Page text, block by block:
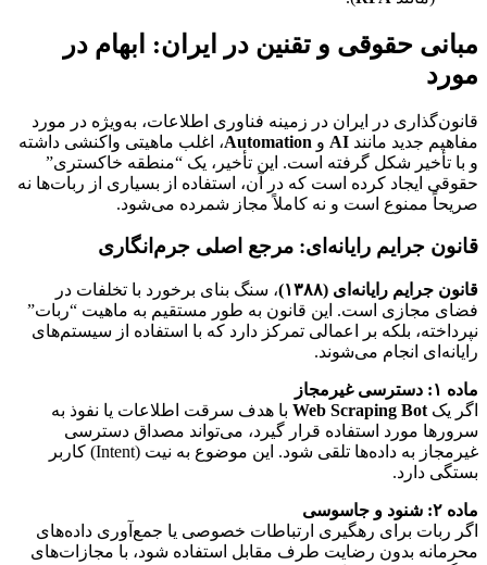
مبانی حقوقی و تقنین در ایران: ابهام در
مورد
قانون‌گذاری در ایران در زمینه فناوری اطلاعات، به‌ویژه در مورد
مفاهیم جدید مانند AI و Automation، اغلب ماهیتی واکنشی داشته
و با تأخیر شکل گرفته است. این تأخیر، یک “منطقه خاکستری”
حقوقی ایجاد کرده است که در آن، استفاده از بسیاری از ربات‌ها نه
صریحاً ممنوع است و نه کاملاً مجاز شمرده می‌شود.
قانون جرایم رایانه‌ای: مرجع اصلی جرم‌انگاری
قانون جرایم رایانه‌ای (۱۳۸۸)
، سنگ بنای برخورد با تخلفات در
فضای مجازی است. این قانون به طور مستقیم به ماهیت “ربات”
نپرداخته، بلکه بر اعمالی تمرکز دارد که با استفاده از سیستم‌های
رایانه‌ای انجام می‌شوند.
ماده ۱: دسترسی غیرمجاز
اگر یک Web Scraping Bot با هدف سرقت اطلاعات یا نفوذ به
سرورها مورد استفاده قرار گیرد، می‌تواند مصداق دسترسی
غیرمجاز به داده‌ها تلقی شود. این موضوع به نیت (Intent) کاربر
بستگی دارد.
ماده ۲: شنود و جاسوسی
اگر ربات برای رهگیری ارتباطات خصوصی یا جمع‌آوری داده‌های
محرمانه بدون رضایت طرف مقابل استفاده شود، با مجازات‌های